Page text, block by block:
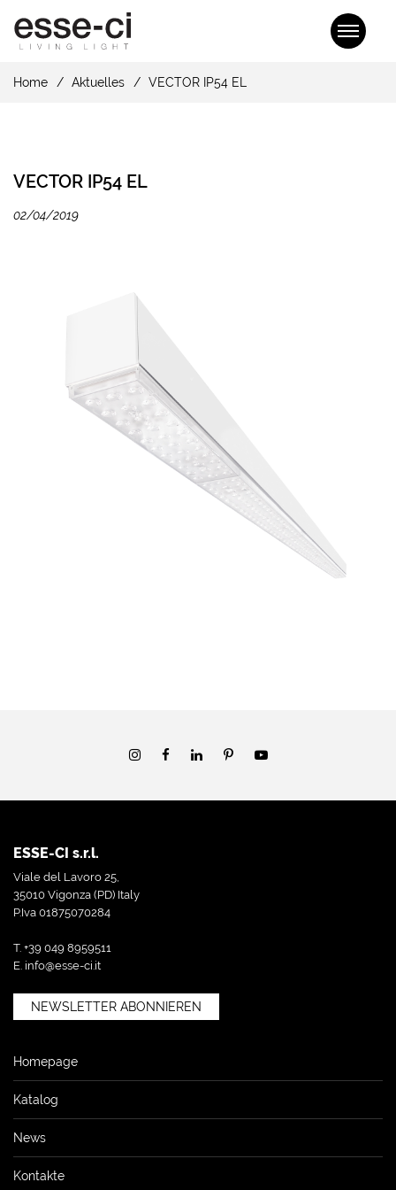
Home Aktuelles VECTOR IP54 EL
VECTOR IP54 EL
02/04/2019
ESSE-CI s.r.l.
Viale del Lavoro 25,
35010 Vigonza (PD) Italy
P.Iva 01875070284
T. +39 049 8959511
E. info@esse-ci.it
NEWSLETTER ABONNIEREN
Homepage
Katalog
News
Kontakte